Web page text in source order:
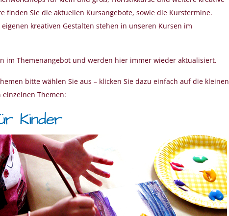
finden Sie die aktuellen Kursangebote, sowie die Kurstermine.
kreativen Gestalten stehen in unseren Kursen im
im Themenangebot und werden hier immer wieder aktualisiert.
bitte wählen Sie aus – klicken Sie dazu einfach auf die kleinen
einzelnen Themen:
Kinder